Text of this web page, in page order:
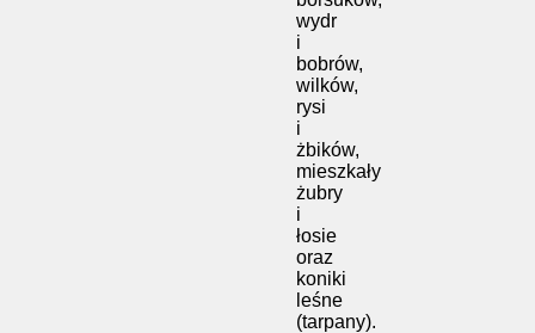
wydr
i
bobrów,
wilków,
rysi
i
żbików,
mieszkały
żubry
i
łosie
oraz
koniki
leśne
(tarpany).